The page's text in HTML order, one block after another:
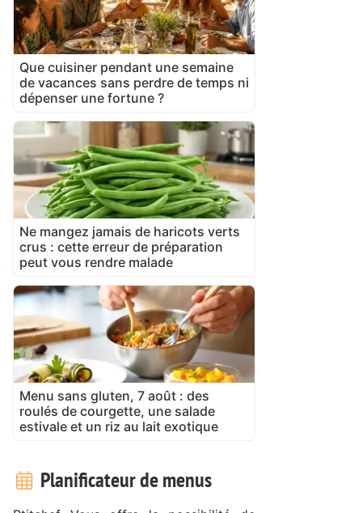
Que cuisiner pendant une semaine
de vacances sans perdre de temps ni
dépenser une fortune ?
Ne mangez jamais de haricots verts
crus : cette erreur de préparation
peut vous rendre malade
Menu sans gluten, 7 août : des
roulés de courgette, une salade
estivale et un riz au lait exotique
Planificateur de menus